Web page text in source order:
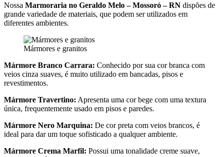
Nossa Marmoraria no Geraldo Melo – Mossoró – RN dispões de
grande variedade de materiais, que podem ser utilizados em
diferentes ambientes.
Mármores e granitos
Mármore Branco Carrara: Conhecido por sua cor branca com
veios cinza suaves, é muito utilizado em bancadas, pisos e
revestimentos.
Mármore Travertino: Apresenta uma cor bege com uma textura
única, frequentemente usado em pisos e paredes.
Mármore Nero Marquina: De cor preta com veios brancos, é
ideal para dar um toque sofisticado a qualquer ambiente.
Mármore Crema Marfil: Possui uma tonalidade creme suave,